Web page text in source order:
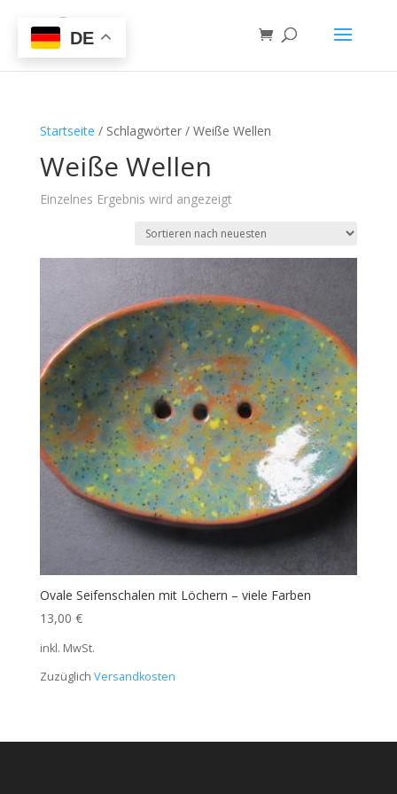
Startseite / Schlagwörter / Weiße Wellen
Weiße Wellen
Einzelnes Ergebnis wird angezeigt
Ovale Seifenschalen mit Löchern – viele Farben
13,00 €
inkl. MwSt.
Zuzüglich Versandkosten
DE